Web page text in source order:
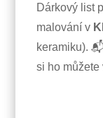
Dárkový list
malování v
keramiku).
si ho